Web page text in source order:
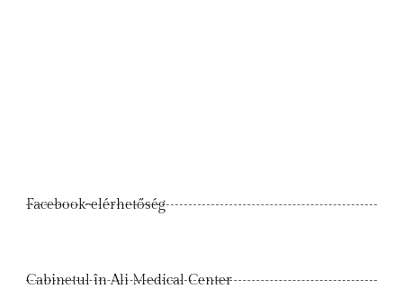
Facebook-elérhetőség
Cabinetul în Ali Medical Center